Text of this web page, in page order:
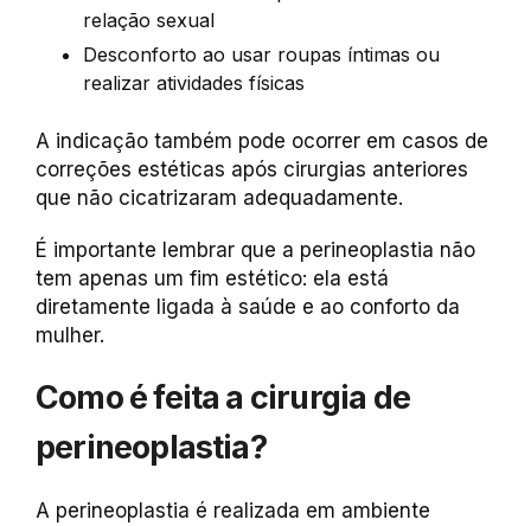
relação sexual
Desconforto ao usar roupas íntimas ou
realizar atividades físicas
A indicação também pode ocorrer em casos de
correções estéticas após cirurgias anteriores
que não cicatrizaram adequadamente.
É importante lembrar que a perineoplastia não
tem apenas um fim estético: ela está
diretamente ligada à saúde e ao conforto da
mulher.
Como é feita a cirurgia de
perineoplastia?
A perineoplastia é realizada em ambiente